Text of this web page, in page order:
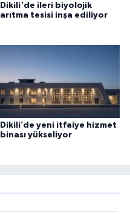
Dikili'de ileri biyolojik
arıtma tesisi inşa ediliyor
Dikili’de yeni itfaiye hizmet
binası yükseliyor